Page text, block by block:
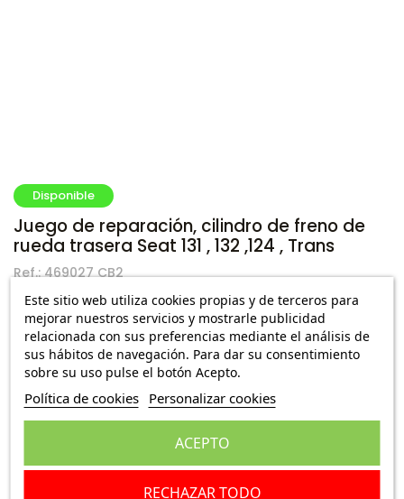
Disponible
Juego de reparación, cilindro de freno de
rueda trasera Seat 131 , 132 ,124 , Trans
Ref.: 469027 CB2
12,95 € 7,45 €Envío Peninsula
Juego de reparación, cilindro de freno de rueda trasera
Seat 131 , 132 ,124 , Trans ( seat trans a partir del año 1978
) 22,22 mm Referencia fabricante Autofren D 3003
Este sitio web utiliza cookies propias y de terceros para
mejorar nuestros servicios y mostrarle publicidad
relacionada con sus preferencias mediante el análisis de
sus hábitos de navegación. Para dar su consentimiento
sobre su uso pulse el botón Acepto.
Política de cookies Personalizar cookies
RECHAZAR TODO
ACEPTO